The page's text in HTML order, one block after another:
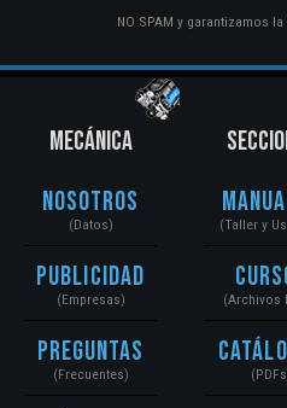
NO SPAM y garantizamos la
MECÁNICA
Nosotros
(Datos)
Publicidad
(Empresas)
Preguntas
(Frecuentes)
(Taller y
(Archivos